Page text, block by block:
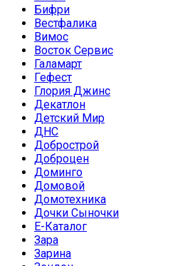
Бифри
Вестфалика
Вимос
Восток Сервис
Галамарт
Гефест
Глория Джинс
Декатлон
Детский Мир
ДНС
Добрострой
Доброцен
Доминго
Домовой
Домотехника
Дочки Сыночки
Е-Каталог
Зара
Зарина